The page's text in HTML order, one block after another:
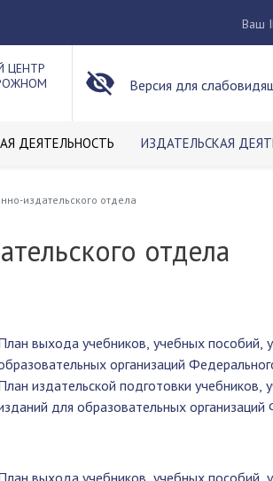
Ваш
ЦЕНТР
Версия для
ДЕЯТЕЛЬНОСТЬ ИЗДАТЕЛЬСКАЯ
издательского отдела
отдела
выхода учебников, учебных пособий,
организаций
издательской подготовки
для образовательных
выхода учебников, учебных пособий,